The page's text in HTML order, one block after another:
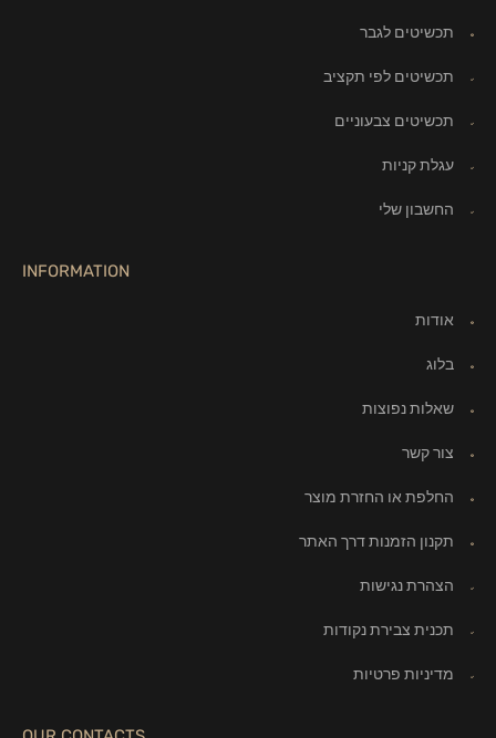
תכשיטים לגבר
תכשיטים לפי תקציב
תכשיטים צבעוניים
עגלת קניות
החשבון שלי
INFORMATION
אודות
בלוג
שאלות נפוצות
צור קשר
החלפת או החזרת מוצר
תקנון הזמנות דרך האתר
הצהרת נגישות
תכנית צבירת נקודות
מדיניות פרטיות